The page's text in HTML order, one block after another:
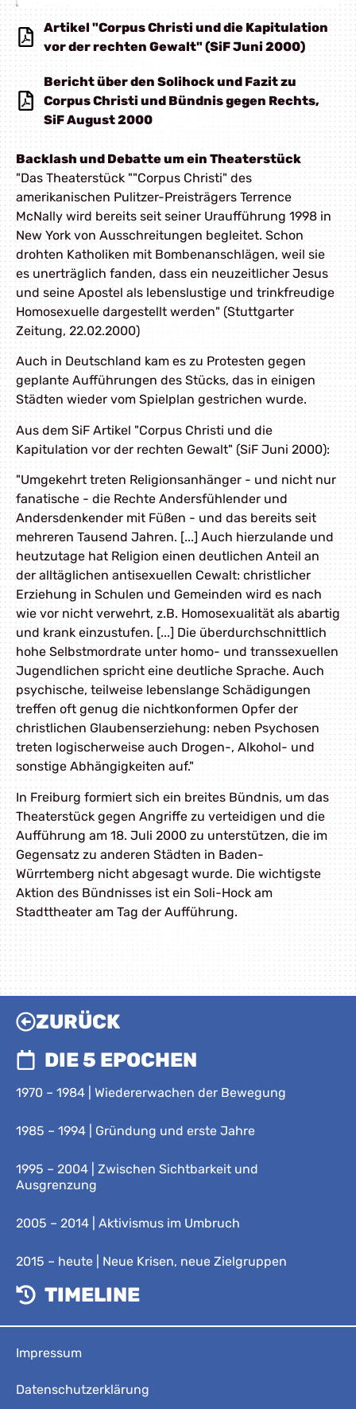
Artikel "Corpus Christi und die Kapitulation
vor der rechten Gewalt" (SiF Juni 2000)
Bericht über den Solihock und Fazit zu
Corpus Christi und Bündnis gegen Rechts,
SiF August 2000
Backlash und Debatte um ein Theaterstück
"Das Theaterstück ""Corpus Christi" des
amerikanischen Pulitzer-Preisträgers Terrence
McNally wird bereits seit seiner Uraufführung 1998 in
New York von Ausschreitungen begleitet. Schon
drohten Katholiken mit Bombenanschlägen, weil sie
es unerträglich fanden, dass ein neuzeitlicher Jesus
und seine Apostel als lebenslustige und trinkfreudige
Homosexuelle dargestellt werden" (Stuttgarter
Zeitung, 22.02.2000)
Auch in Deutschland kam es zu Protesten gegen
geplante Aufführungen des Stücks, das in einigen
Städten wieder vom Spielplan gestrichen wurde.
Aus dem SiF Artikel "Corpus Christi und die
Kapitulation vor der rechten Gewalt" (SiF Juni 2000):
"Umgekehrt treten Religionsanhänger - und nicht nur
fanatische - die Rechte Andersfühlender und
Andersdenkender mit Füßen - und das bereits seit
mehreren Tausend Jahren. [...] Auch hierzulande und
heutzutage hat Religion einen deutlichen Anteil an
der alltäglichen antisexuellen Cewalt: christlicher
Erziehung in Schulen und Gemeinden wird es nach
wie vor nicht verwehrt, z.B. Homosexualität als abartig
und krank einzustufen. [...] Die überdurchschnittlich
hohe Selbstmordrate unter homo- und transsexuellen
Jugendlichen spricht eine deutliche Sprache. Auch
psychische, teilweise lebenslange Schädigungen
treffen oft genug die nichtkonformen Opfer der
christlichen Glaubenserziehung: neben Psychosen
treten logischerweise auch Drogen-, Alkohol- und
sonstige Abhängigkeiten auf."
In Freiburg formiert sich ein breites Bündnis, um das
Theaterstück gegen Angriffe zu verteidigen und die
Aufführung am 18. Juli 2000 zu unterstützen, die im
Gegensatz zu anderen Städten in Baden-
Würrtemberg nicht abgesagt wurde. Die wichtigste
Aktion des Bündnisses ist ein Soli-Hock am
Stadttheater am Tag der Aufführung.
ZURÜCK
DIE 5 EPOCHEN
1970 – 1984 | Wiedererwachen der Bewegung
1985 – 1994 | Gründung und erste Jahre
1995 – 2004 | Zwischen Sichtbarkeit und
Ausgrenzung
2005 – 2014 | Aktivismus im Umbruch
2015 – heute | Neue Krisen, neue Zielgruppen
TIMELINE
Impressum
Datenschutzerklärung